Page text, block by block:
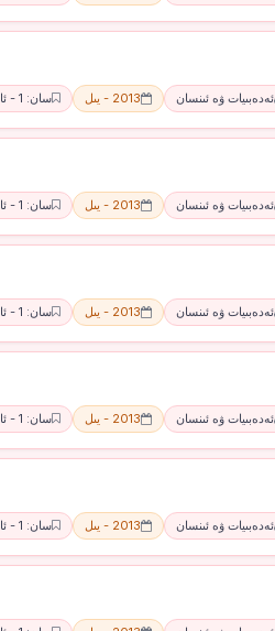
ئەدەبىيات ۋە ئىنسان 2013 - يىل سان: 1 - ئاي
ئەدەبىيات ۋە ئىنسان 2013 - يىل سان: 1 - ئاي
ئەدەبىيات ۋە ئىنسان 2013 - يىل سان: 1 - ئاي
ئەدەبىيات ۋە ئىنسان 2013 - يىل سان: 1 - ئاي
ئەدەبىيات ۋە ئىنسان 2013 - يىل سان: 1 - ئاي